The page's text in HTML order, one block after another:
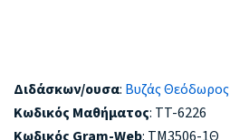
Διδάσκων/ουσα: Βυζάς Θεόδωρος
Κωδικός Μαθήματος: TT-6226